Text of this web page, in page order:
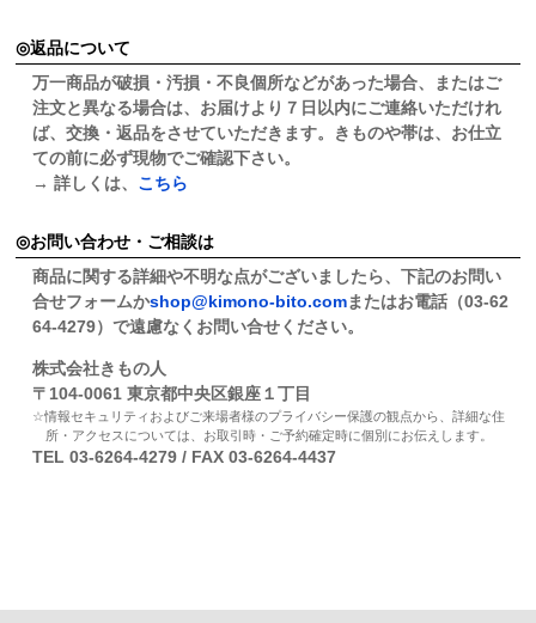
返品について
万一商品が破損・汚損・不良個所などがあった場合、またはご
注文と異なる場合は、お届けより７日以内にご連絡いただけれ
ば、交換・返品をさせていただきます。きものや帯は、お仕立
ての前に必ず現物でご確認下さい。
→ 詳しくは、 こちら
お問い合わせ・ご相談は
商品に関する詳細や不明な点がございましたら、下記のお問い
合せフォームかshop@kimono-bito.comまたはお電話（03-62
64-4279）で遠慮なくお問い合せください。
株式会社きもの人
〒104-0061 東京都中央区銀座１丁目
情報セキュリティおよびご来場者様のプライバシー保護の観点から、詳細な住
所・アクセスについては、お取引時・ご予約確定時に個別にお伝えします。
TEL 03-6264-4279 / FAX 03-6264-4437